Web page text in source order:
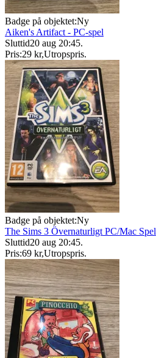
Badge på objektet:Ny
Aiken's Artifact - PC-spel
Sluttid20 aug 20:45.
Pris:29 kr,Utropspris.
Badge på objektet:Ny
The Sims 3 Övernaturligt PC/Mac Spel
Sluttid20 aug 20:45.
Pris:69 kr,Utropspris.